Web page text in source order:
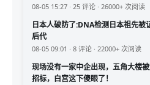
08-05 15:27 · 25 评论 · 26000+ 次阅读
日本人破防了:DNA检测日本祖先被
后代
08-05 09:01 · 8 评论 · 22000+ 次阅读
现场没有一家中企出现，五角大楼
招标，白宫这下傻眼了！